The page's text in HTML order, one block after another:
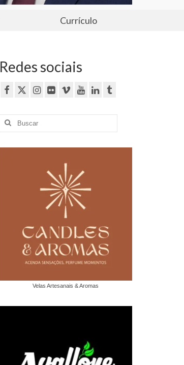
Currículo
Redes sociais
Buscar
Velas Artesanais & Aromas